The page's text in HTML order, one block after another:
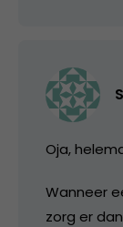
Oja,
Wanneer
zorg er